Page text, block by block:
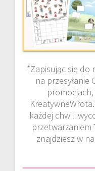
*Zapisując się do
na przesyłanie
każdej chwili
znajdziesz w